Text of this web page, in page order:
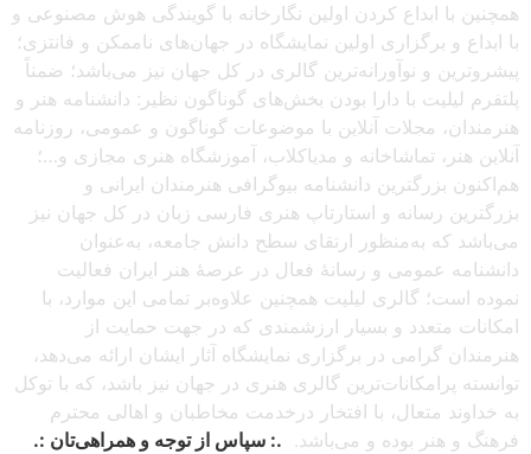
همچنین با ابداع کردن اولین نگارخانه با گویندگی هوش مصنوعی و
با ابداع و برگزاری اولین نمایشگاه در جهان‌های ناممکن و فانتزی؛
پیشروترین و نوآورانه‌ترین گالری در کل جهان نیز می‌باشد؛ ضمناً
پلتفرم لیلیت با دارا بودن بخش‌های گوناگون نظیر: دانشنامه هنر و
هنرمندان، مجلات آنلاین با موضوعات گوناگون و عمومی، روزنامه
آنلاین هنر، تماشاخانه و مدیاکلاب، آموزشگاه هنری مجازی و…؛
هم‌اکنون بزرگترین دانشنامه بیوگرافی هنرمندان ایرانی و
بزرگترین رسانه و استارتاپ هنری فارسی زبان در کل جهان نیز
می‌باشد که به‌منظور ارتقای سطح دانش جامعه، به‌عنوان
دانشنامه عمومی و رسانهٔ فعال در عرصهٔ هنر ایران فعالیت
نموده است؛ گالری لیلیت همچنین علاوه‌بر تمامی این موارد، با
امکانات متعدد و بسیار ارزشمندی که در جهت حمایت از
هنرمندان گرامی در برگزاری نمایشگاه آثار ایشان ارائه می‌دهد،
توانسته پرامکانات‌ترین گالری هنری در جهان نیز باشد، که با توکل
به خداوند متعال، با افتخار درخدمت مخاطبان و اهالی محترم
فرهنگ و هنر بوده و می‌باشد. .: سپاس از توجه و همراهی‌تان :.